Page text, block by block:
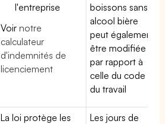
l'entreprise
Voirnotre
calculateur
d'indemnités de
licenciement
boissons sans
alcool bière
peut également
être modifiée
par rapport à
celle du code
du travail
La loi protège les
Les jours de